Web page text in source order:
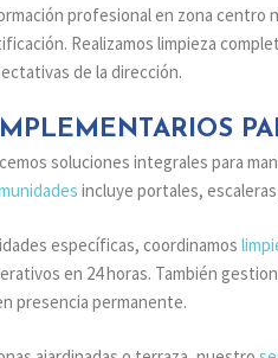
profesional en zona centro
Realizamos limpieza
de la dirección.
soluciones integrales para
incluye portales,
específicas, coordinamos
en 24 horas. También
presencia permanente.